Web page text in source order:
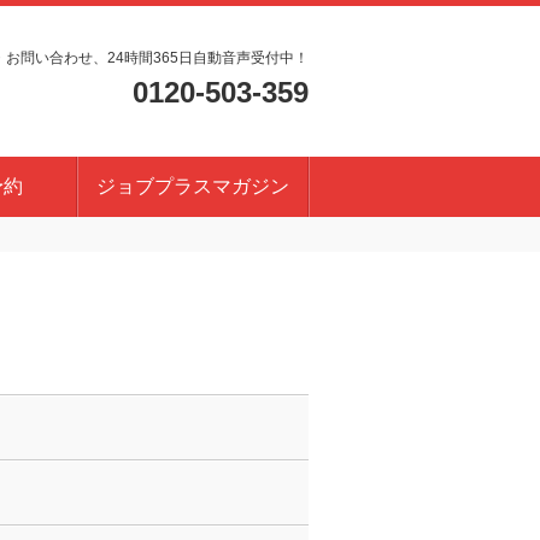
お問い合わせ、24時間365日自動音声受付中！
0120-503-359
ジョブプラスマガジン